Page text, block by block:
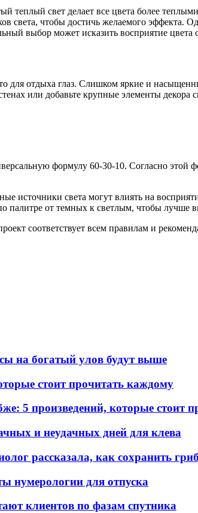
свет делает все цвета более
света, чтобы достичь желаемого эффекта.
выбор может исказить восприятие цвета
для отдыха глаз. Слишком яркие и
или добавьте крупные элементы
формулу 60-30-10. Согласно
источники света могут влиять на
палитре от темных к светлым, чтобы лучше
соответствует всем правилам и
на богатый улов будут выше
стоит прочитать каждому
5 произведений, которые стоит
и неудачных дней для клева
рассказала, как сохранить
нумерологии для отпуска
клиентов по фазам спутника